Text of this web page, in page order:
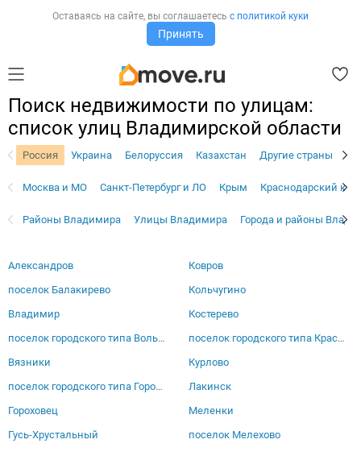
Оставаясь на сайте, вы соглашаетесь с политикой куки
Принять
Поиск недвижимости по улицам:
список улиц Владимирской области
Россия Украина Белоруссия Казахстан Другие страны
Москва и МО Санкт-Петербург и ЛО Крым Краснодарский
Районы Владимира Улицы Владимира Города и районы
Александров
поселок Балакирево
Владимир
поселок городского типа Вольгинский
Вязники
поселок городского типа Городищи
Гороховец
Гусь-Хрустальный
Ковров
Кольчугино
Костерево
поселок городского типа Красная Горбатка
Курлово
Лакинск
Меленки
поселок Мелехово